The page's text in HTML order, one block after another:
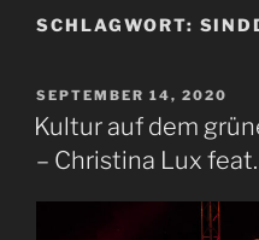
SCHLAGWORT:
VERÖFFENTLICHT
AM
SEPTEMBER 14, 2020
Kultur auf dem
– Christina Lux